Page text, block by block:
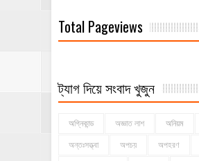
Total Pageviews
ট্যাগ দিয়ে সংবাদ খুজুন
অগ্নিকান্ড অজ্ঞাত লাশ অনিয়ম
অন্তঃসত্ত্বা অপচয় অপহরণ